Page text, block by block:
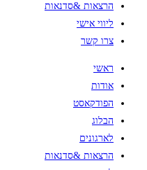
הרצאות &סדנאות
ליווי אישי
צרו קשר
ראשי
אודות
הפודקאסט
הבלוג
לארגונים
הרצאות &סדנאות